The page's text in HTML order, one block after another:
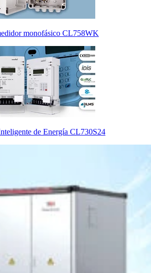
monofásico CL758WK
de Energía CL730S24